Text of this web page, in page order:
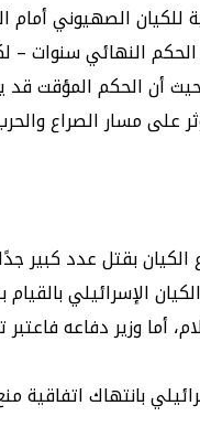
للكيان الصهيوني
النهائي سنوات –
أن الحكم المؤقت
على مسار الصراع
بقتل عدد كبير
الإسرائيلي
أما وزير دفاعه
بانتهاك